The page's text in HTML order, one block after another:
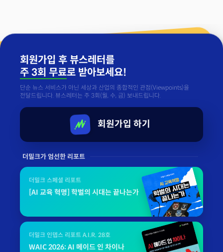
회원가입 후 뷰스레터를
주 3회 무료로 받아보세요!
단순 뉴스 서비스가 아닌 세상과 산업의 종합적인 관점(Viewpoints)을
전달드립니다. 뷰스레터는 주 3회(월, 수, 금) 보내드립니다.
회원가입 하기
더밀크가 엄선한 리포트
더밀크 스페셜 리포트
[AI 교육 혁명] 학벌의 시대는 끝나는가
더밀크 인뎁스 리포트 A.I.R. 28호
WAIC 2026: AI 메이드 인 차이나